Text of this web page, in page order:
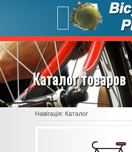
Каталог товаров
Навігація: Каталог